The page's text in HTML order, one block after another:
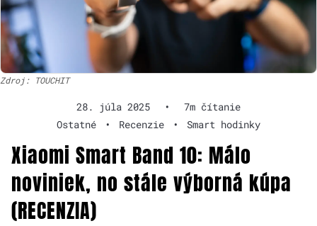
Zdroj: TOUCHIT
28. júla 2025 •
7m čítanie
Ostatné
• Recenzie • Smart hodinky
Xiaomi Smart Band 10: Málo
noviniek, no stále výborná kúpa
(RECENZIA)